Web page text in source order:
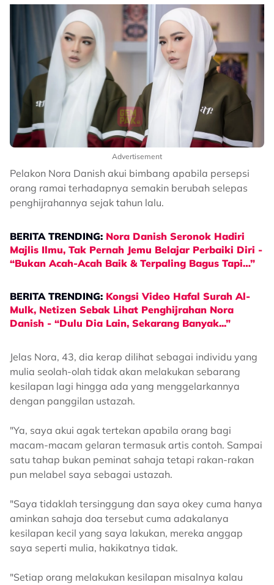
Advertisement
Pelakon Nora Danish akui bimbang apabila persepsi
orang ramai terhadapnya semakin berubah selepas
penghijrahannya sejak tahun lalu.
BERITA TRENDING: Nora Danish Seronok Hadiri
Majlis Ilmu, Tak Pernah Jemu Belajar Perbaiki Diri -
“Bukan Acah-Acah Baik & Terpaling Bagus Tapi…”
BERITA TRENDING: Kongsi Video Hafal Surah Al-
Mulk, Netizen Sebak Lihat Penghijrahan Nora
Danish - “Dulu Dia Lain, Sekarang Banyak...”
Jelas Nora, 43, dia kerap dilihat sebagai individu yang
mulia seolah-olah tidak akan melakukan sebarang
kesilapan lagi hingga ada yang menggelarkannya
dengan panggilan ustazah.
"Ya, saya akui agak tertekan apabila orang bagi
macam-macam gelaran termasuk artis contoh. Sampai
satu tahap bukan peminat sahaja tetapi rakan-rakan
pun melabel saya sebagai ustazah.
"Saya tidaklah tersinggung dan saya okey cuma hanya
aminkan sahaja doa tersebut cuma adakalanya
kesilapan kecil yang saya lakukan, mereka anggap
saya seperti mulia, hakikatnya tidak.
"Setiap orang melakukan kesilapan misalnya kalau